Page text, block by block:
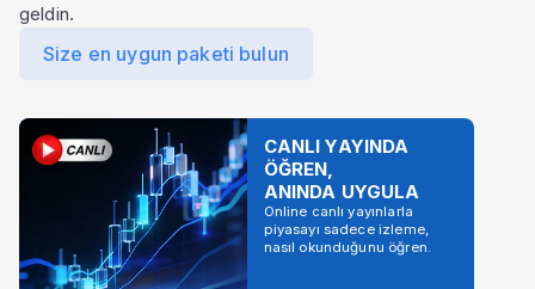
geldin.
Size en uygun paketi bulun
CANLI YAYINDA
ÖĞREN,
ANINDA UYGULA
Online canlı yayınlarla
piyasayı sadece izleme,
nasıl okunduğunu öğren.